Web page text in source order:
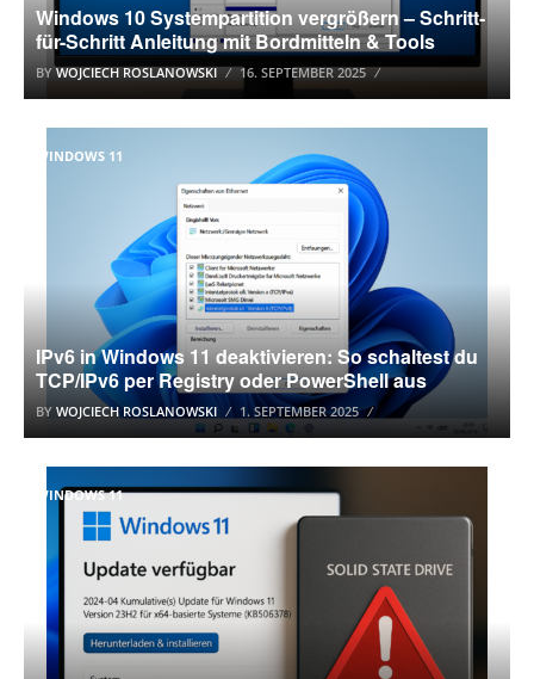
Windows 10 Systempartition vergrößern – Schritt-
für-Schritt Anleitung mit Bordmitteln & Tools
BYWOJCIECH ROSLANOWSKI 16. SEPTEMBER 2025
WINDOWS 11
IPv6 in Windows 11 deaktivieren: So schaltest du
TCP/IPv6 per Registry oder PowerShell aus
BY WOJCIECH ROSLANOWSKI 1. SEPTEMBER 2025
WINDOWS 11